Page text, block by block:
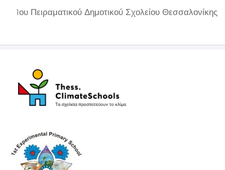
1ου Πειραματικού Δημοτικού Σχολείου Θεσσαλονίκης